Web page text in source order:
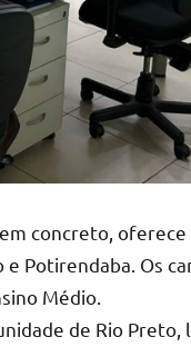
concreto,
e Potirendaba. Os
Médio.
de Rio Preto,